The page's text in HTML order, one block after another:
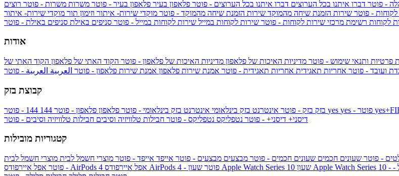
- פוטר דברו איתנו בכל הערוצים דברו איתנו בכל הערוצים - פוטר פלאפון בעיר פלאפון בעיר - פוטר משרות משרות - פוטר רוצים
- פוטר שירות הזמנת שיחה מהמוקד שירות הזמנת שיחה מהמוקד - פוטר מוקדי שירות- איתור וזימון תור מוקדי שירות- איתור
לקוחות רשימת מרכזי שירות לקוחות - פוטר שירות לקוחות במייל שירות לקוחות במייל - פוטר סניפים באילת סניפים באילת - פוטר
אודות
פרטיות ותנאי שימוש - פוטר מדיניות האיכות של פלאפון מדיניות האיכות של פלאפון - פוטר הקוד האתי של פלאפון הקוד האתי של
ועובד - פוטר אחריות תאגידית אחריות תאגידית - פוטר אמנת שירות פלאפון אמנת שירות פלאפון - פוטר العربية العربية - פוטר
קבוצת בזק
בזק בזק - פוטר אינטרנט בזק בינלאומי אינטרנט בזק בינלאומי - פוטר פלאפון פלאפון - פוטר 144 yes
דיסני+ דיסני+ - פוטר נטפליקס נטפליקס - פוטר חבילות טלוויזיה וסיבים חבילות טלוויזיה וסיבים - פוטר
קטגוריות מובילות
- פוטר שעונים חכמים שעונים חכמים - פוטר מבצעים מבצעים - פוטר אייפד אייפד - פוטר מוצרי חשמל לבית מוצרי חשמל לבית
- פוטר אפל איירפודס AirPods 4 אפל איירפודס AirPods 4 - פוטר שעון Apple Watch Series 10
-